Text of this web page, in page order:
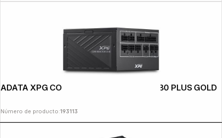
ADATA XPG CORE REACTOR II VE 750W 80 PLUS GOLD
Número de producto:193113
Copyright © 2000 - 2026 DIFOX. All rights reserved.